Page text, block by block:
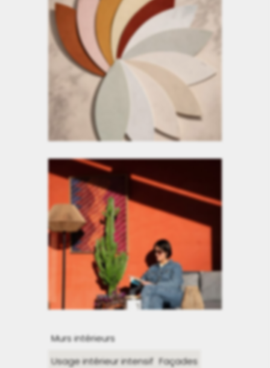
Murs intérieurs
Usage intérieur intensif Façades